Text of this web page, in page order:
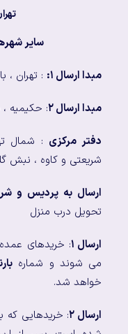
سایر
مبدا ارسال ۱: : تهران ،
مبدا ارسال ۲ : حکیمیه ،
دفتر مرکزی : شمال
شریعتی و کاوه ، نبش
ارسال به پردیس و
تحویل درب منزل
ارسال ۱ : خریدهای
می شوند و شماره
خواهد شد.
ارسال ۲ : خریدهایی که